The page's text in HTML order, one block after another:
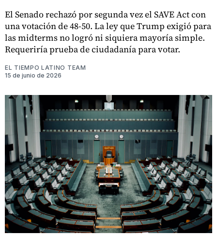
El Senado rechazó por segunda vez el SAVE Act con
una votación de 48-50. La ley que Trump exigió para
las midterms no logró ni siquiera mayoría simple.
Requeriría prueba de ciudadanía para votar.
EL TIEMPO LATINO TEAM
15 de junio de 2026